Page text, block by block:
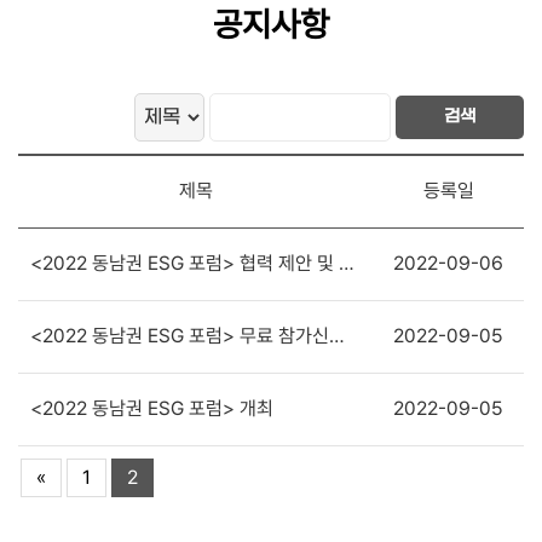
공지사항
검색
제목 등록일
<2022 동남권 ESG 포럼> 협력 제안 및 문의 방법 2022-09-06
<2022 동남권 ESG 포럼> 무료 참가신청 방법 2022-09-05
<2022 동남권 ESG 포럼> 개최 2022-09-05
« 1 2